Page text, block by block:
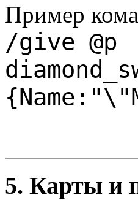
Пример
/give @p
5. Карты и